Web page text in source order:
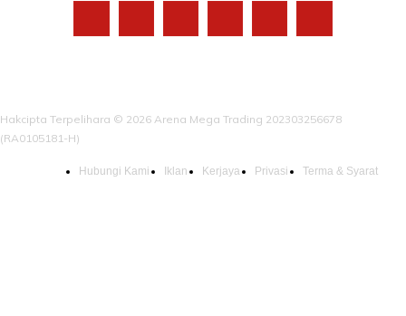
Hakcipta Terpelihara © 2026 Arena Mega Trading 202303256678
(RA0105181-H)
Hubungi Kami Iklan Kerjaya Privasi Terma & Syarat